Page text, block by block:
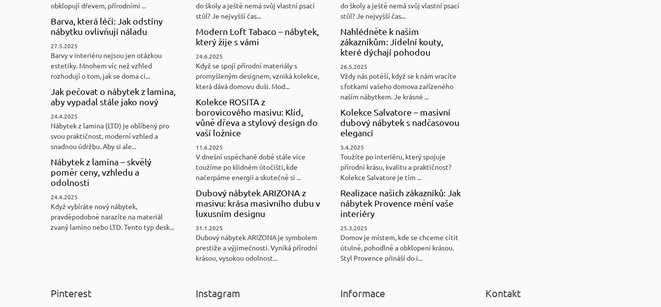
obklopují dřevem, přírodními ...
Barva, která léčí: Jak odstíny
nábytku ovlivňují náladu
27.5.2025
Barvy v interiéru nejsou jen otázkou
estetiky. Mnohem víc než vzhled
rozhodují o tom, jak se doma cí...
Jak pečovat o nábytek z lamina,
aby vypadal stále jako nový
24.4.2025
Nábytek z lamina (LTD) je oblíbený pro
svou praktičnost, moderní vzhled a
snadnou údržbu. Aby si ale...
Nábytek z lamina – skvělý
poměr ceny, vzhledu a
odolnosti
24.4.2025
Když vybíráte nový nábytek,
pravděpodobně narazíte na materiál
zvaný lamino nebo LTD. Tento typ desk...
do školy a ještě nemá svůj vlastní psací
stůl? Je nejvyšší čas...
Modern Loft Tabaco – nábytek,
který žije s vámi
24.6.2025
Když se spojí přírodní materiály s
promyšleným designem, vzniká kolekce,
která dává domovu duši. Mod...
Kolekce ROSITA z
borovicového masivu: Klid,
vůně dřeva a stylový design do
vaší ložnice
11.6.2025
V dnešní uspěchané době stále více
toužíme po klidném útočišti, kde
načerpáme energii a skutečně si ...
Dubový nábytek ARIZONA z
masivu: krása masivního dubu v
luxusním designu
31.1.2025
Dubový nábytek ARIZONA je symbolem
prestiže a výjimečnosti. Vyniká přírodní
krásou, vysokou odolnost...
do školy a ještě nemá svůj vlastní psací
stůl? Je nejvyšší čas...
Nahlédněte k našim
zákazníkům: Jídelní kouty,
které dýchají pohodou
26.5.2025
Vždy nás potěší, když se k nám vracíte
s fotkami vašeho domova zařízeného
naším nábytkem. Je krásné ...
Kolekce Salvatore – masivní
dubový nábytek s nadčasovou
elegancí
3.4.2025
Toužíte po interiéru, který spojuje
přírodní krásu, kvalitu a praktičnost?
Kolekce Salvatore je tím ...
Realizace našich zákazníků: Jak
nábytek Provence mění vaše
interiéry
25.3.2025
Domov je místem, kde se chceme cítit
útulně, pohodlně a obklopeni krásou.
Styl Provence přináší do i...
Pinterest Instagram Informace Kontakt